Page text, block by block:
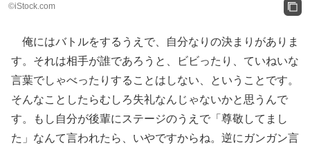
©iStock.com
俺にはバトルをするうえで、自分なりの決まりがありま
す。それは相手が誰であろうと、ビビったり、ていねいな
言葉でしゃべったりすることはしない、ということです。
そんなことしたらむしろ失礼なんじゃないかと思うんで
す。もし自分が後輩にステージのうえで「尊敬してまし
た」なんて言われたら、いやですからね。逆にガンガン言